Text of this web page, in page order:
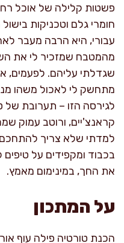
פשטות קלילה של אוכל
חומרי גלם וטכניקות
עבורי, היא הרבה מעבר
מהמטבח שמזכיר לי את
שגדלתי עליהם. לפעמים,
מתחשק לי לאכול משהו
לגירסה הזו – תערובת של
קראנצ'יים, ורוטב עמוק
למדתי שלא צריך להתחכם
בכבוד ומקפידים על
את החך, במינימום מאמץ.
על המתכון